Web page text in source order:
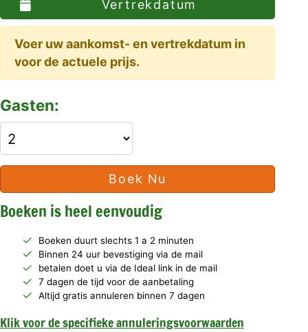
Vertrekdatum
Voer uw aankomst- en vertrekdatum in
voor de actuele prijs.
Gasten:
Boek Nu
Boeken is heel eenvoudig
Boeken duurt slechts 1 a 2 minuten
Binnen 24 uur bevestiging via de mail
betalen doet u via de Ideal link in de mail
7 dagen de tijd voor de aanbetaling
Altijd gratis annuleren binnen 7 dagen
Klik voor de specifieke annuleringsvoorwaarden